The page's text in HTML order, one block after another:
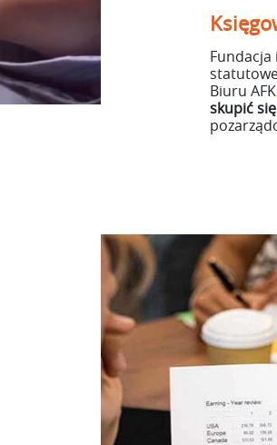
Fundacja
Biuru AFK
skupić